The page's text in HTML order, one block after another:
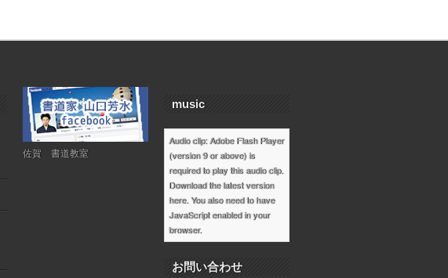
佐賀 書道教室
music
Audio clip: Adobe Flash Player
(version 9 or above) is
required to play this audio clip.
Download the latest version
here. You also need to have
JavaScript enabled in your
browser.
お問い合わせ